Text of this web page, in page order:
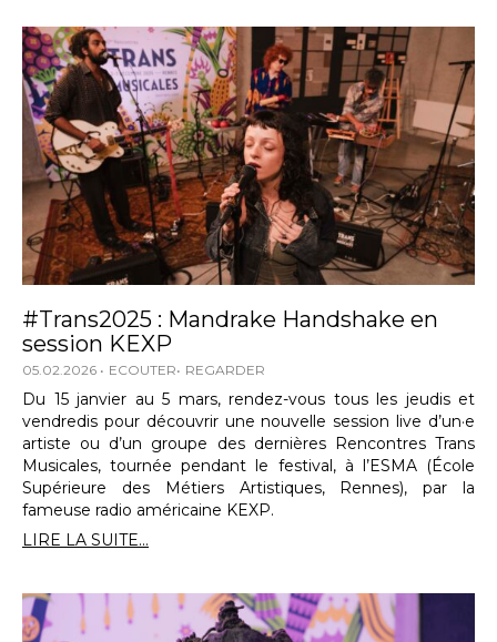
#Trans2025 : Mandrake Handshake en
session KEXP
05.02.2026 ECOUTER REGARDER
Du 15 janvier au 5 mars, rendez-vous tous les jeudis et
vendredis pour découvrir une nouvelle session live d’un·e
artiste ou d’un groupe des dernières Rencontres Trans
Musicales, tournée pendant le festival, à l’ESMA (École
Supérieure des Métiers Artistiques, Rennes), par la
fameuse radio américaine KEXP.
LIRE LA SUITE...